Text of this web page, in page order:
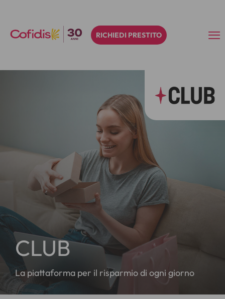
RICHIEDI PRESTITO
CLUB
La piattaforma per il risparmio di ogni giorno